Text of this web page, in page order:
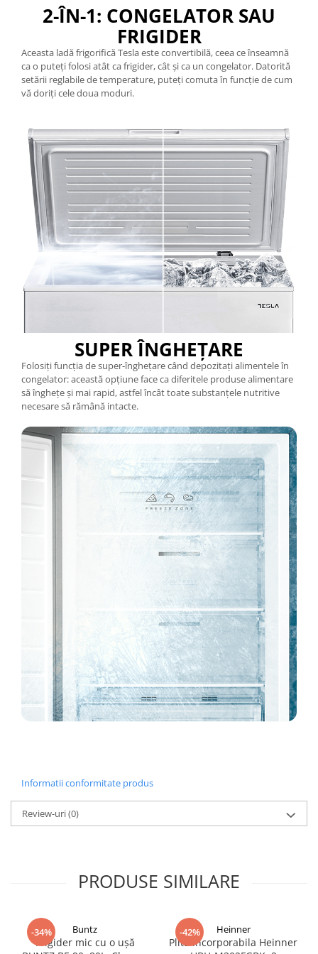
2-ÎN-1: CONGELATOR SAU
FRIGIDER
Aceasta ladă frigorifică Tesla este convertibilă, ceea ce înseamnă
ca o puteți folosi atât ca frigider, cât și ca un congelator. Datorită
setării reglabile de temperature, puteți comuta în funcție de cum
vă doriți cele doua moduri.
SUPER ÎNGHEȚARE
Folosiți funcția de super-înghețare când depozitați alimentele în
congelator: această opțiune face ca diferitele produse alimentare
să înghețe și mai rapid, astfel încât toate substanțele nutritive
necesare să rămână intacte.
Informatii conformitate produs
Review-uri(0)
PRODUSE SIMILARE
-34% Buntz
Frigider mic cu o ușă
-42% Heinner
Plita incorporabila Heinner